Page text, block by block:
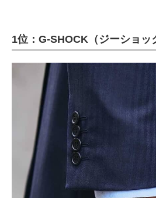
1位：G-SHOCK（ジーショッ